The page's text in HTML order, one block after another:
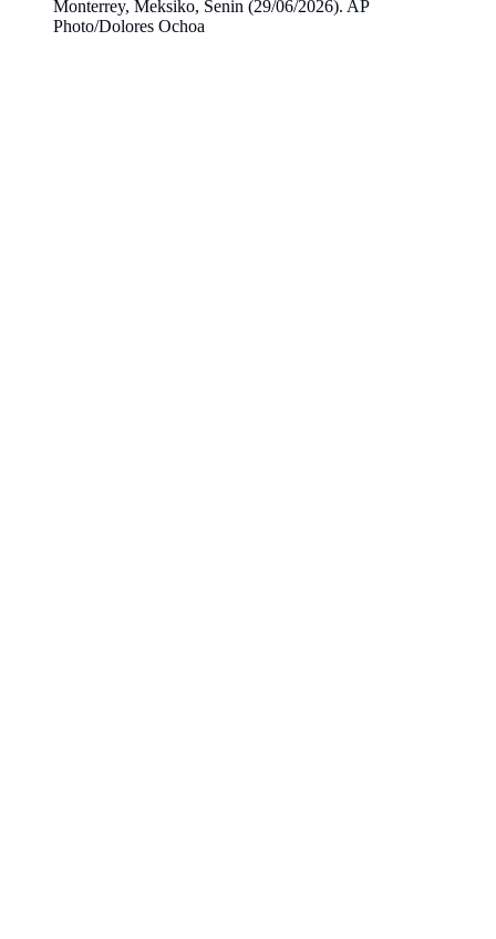
Monterrey, Meksiko, Senin (29/06/2026). AP
Photo/Dolores Ochoa